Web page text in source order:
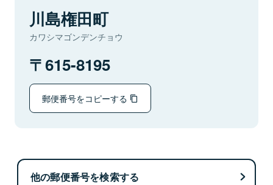
川島権田町
カワシマゴンデンチョウ
615-8195
郵便番号をコピーする
他の郵便番号を検索する